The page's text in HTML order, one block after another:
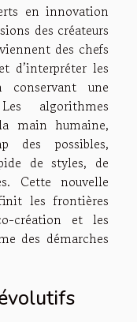
en innovation
des créateurs
des chefs
d’interpréter les
une
algorithmes
main humaine,
des possibles,
de styles, de
Cette nouvelle
les frontières
création et les
des démarches